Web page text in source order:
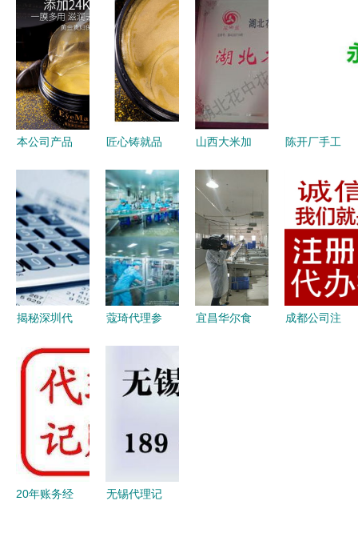
本公司产品
oem/dom
加工贴牌定
制,20年化
妆品专业实
力工厂帮您
打造
匠心铸就品
20年实力工
厂助力
OEM/ODM
定制新篇章
山西大米加
产业链解析
如何选择优
质供应商与
代理模式
陈开厂手工
加盟与代理
的商业机遇
解析（附货
源启动指
南）
揭秘深圳代
会计记账一
般多少钱及
析
蔻琦代理参
见证品质与
专业的力量
宜昌华尔食
成都公司注
20年账务经
无锡代理记